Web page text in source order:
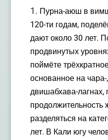
Пурна-аюш в
120-ти годам,
дают около 30 лет.
продвинутых
поймёте
основанное на чара-
двишабхава-лагнах,
продолжительность
разделяться на
лет. В Кали югу